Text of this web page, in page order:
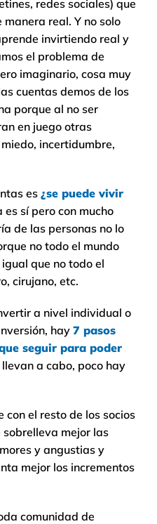
redes sociales) que
real. Y no solo
invirtiendo real y
el problema de
imaginario, cosa muy
cuentas demos de los
porque al no ser
en juego otras
incertidumbre,
es ¿se puede vivir
es sí pero con mucho
de las personas no lo
no todo el mundo
que no todo el
cirujano, etc.
a nivel individual o
hay7 pasos
seguir para poder
llevan a cabo, poco hay
el resto de los socios
sobrelleva mejor las
y angustias y
mejor los incrementos
comunidad de